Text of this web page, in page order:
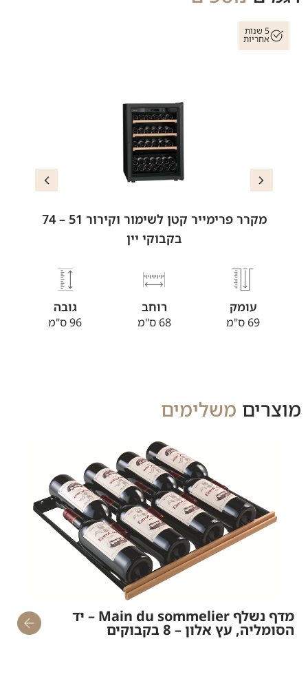
5 שנות
אחריות
מקרר פרימייר קטן לשימור וקירור 51 – 74
בקבוקי יין
עומק
69 ס"מ
רוחב
68 ס"מ
גובה
96 ס"מ
מוצרים משלימים
מדף נשלף Main du sommelier – יד
הסומליה, עץ אלון – 8 בקבוקים